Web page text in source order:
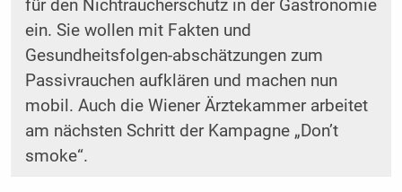
für den Nichtraucherschutz in der Gastronomie
ein. Sie wollen mit Fakten und
Gesundheitsfolgen-abschätzungen zum
Passivrauchen aufklären und machen nun
mobil. Auch die Wiener Ärztekammer arbeitet
am nächsten Schritt der Kampagne „Don’t
smoke“.